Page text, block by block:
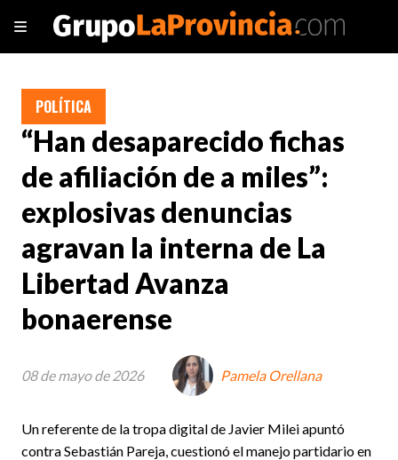
“Han desaparecido fichas
de afiliación de a miles”:
explosivas denuncias
agravan la interna de La
Libertad Avanza
bonaerense
Un referente de la tropa digital de Javier Milei apuntó
contra Sebastián Pareja, cuestionó el manejo partidario en
POLÍTICA
08 de mayo de 2026 Pamela Orellana